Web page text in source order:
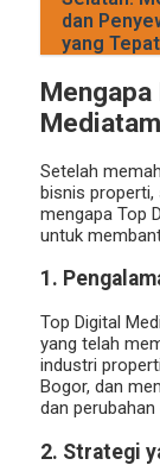
dan
yang Tepat
Mengapa
Setelah
bisnis properti,
mengapa Top
untuk
1.
Top Digital
yang telah
industri
Bogor, dan
dan
2. Strategi